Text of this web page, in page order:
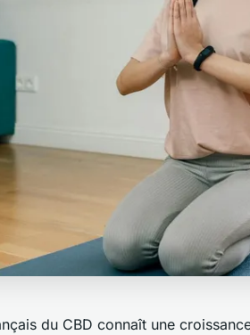
du CBD connaît une